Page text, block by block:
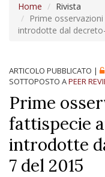
Home
Rivista
Prime
introdotte dal
ARTICOLO PUBBLICATO |
SOTTOPOSTO APEER
Prime
fattispecie
introdotte
7 del 2015